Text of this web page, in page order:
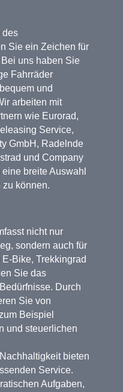
des
Sie ein Zeichen für
uns haben Sie
Fahrräder
und
arbeiten mit
wie Eurorad,
Service,
GmbH, Radelnde
und Company
breite Auswahl
können.
nicht nur
sondern auch für
Bike, Trekkingrad
Sie das
Durch
Sie von
Beispiel
und steuerlichen
bieten
Service.
Aufgaben,